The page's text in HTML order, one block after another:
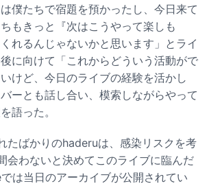
僕たちで宿題を預かったし、今日来て
もきっと『次はこうやって楽しも
れるんじゃないかと思います」とライ
に向けて「これからどういう活動がで
けど、今日のライブの経験を活かし
ーとも話し合い、模索しながらやって
語った。
たばかりのhaderuは、感染リスクを考
会わないと決めてこのライブに臨んだ
は当日のアーカイブが公開されてい